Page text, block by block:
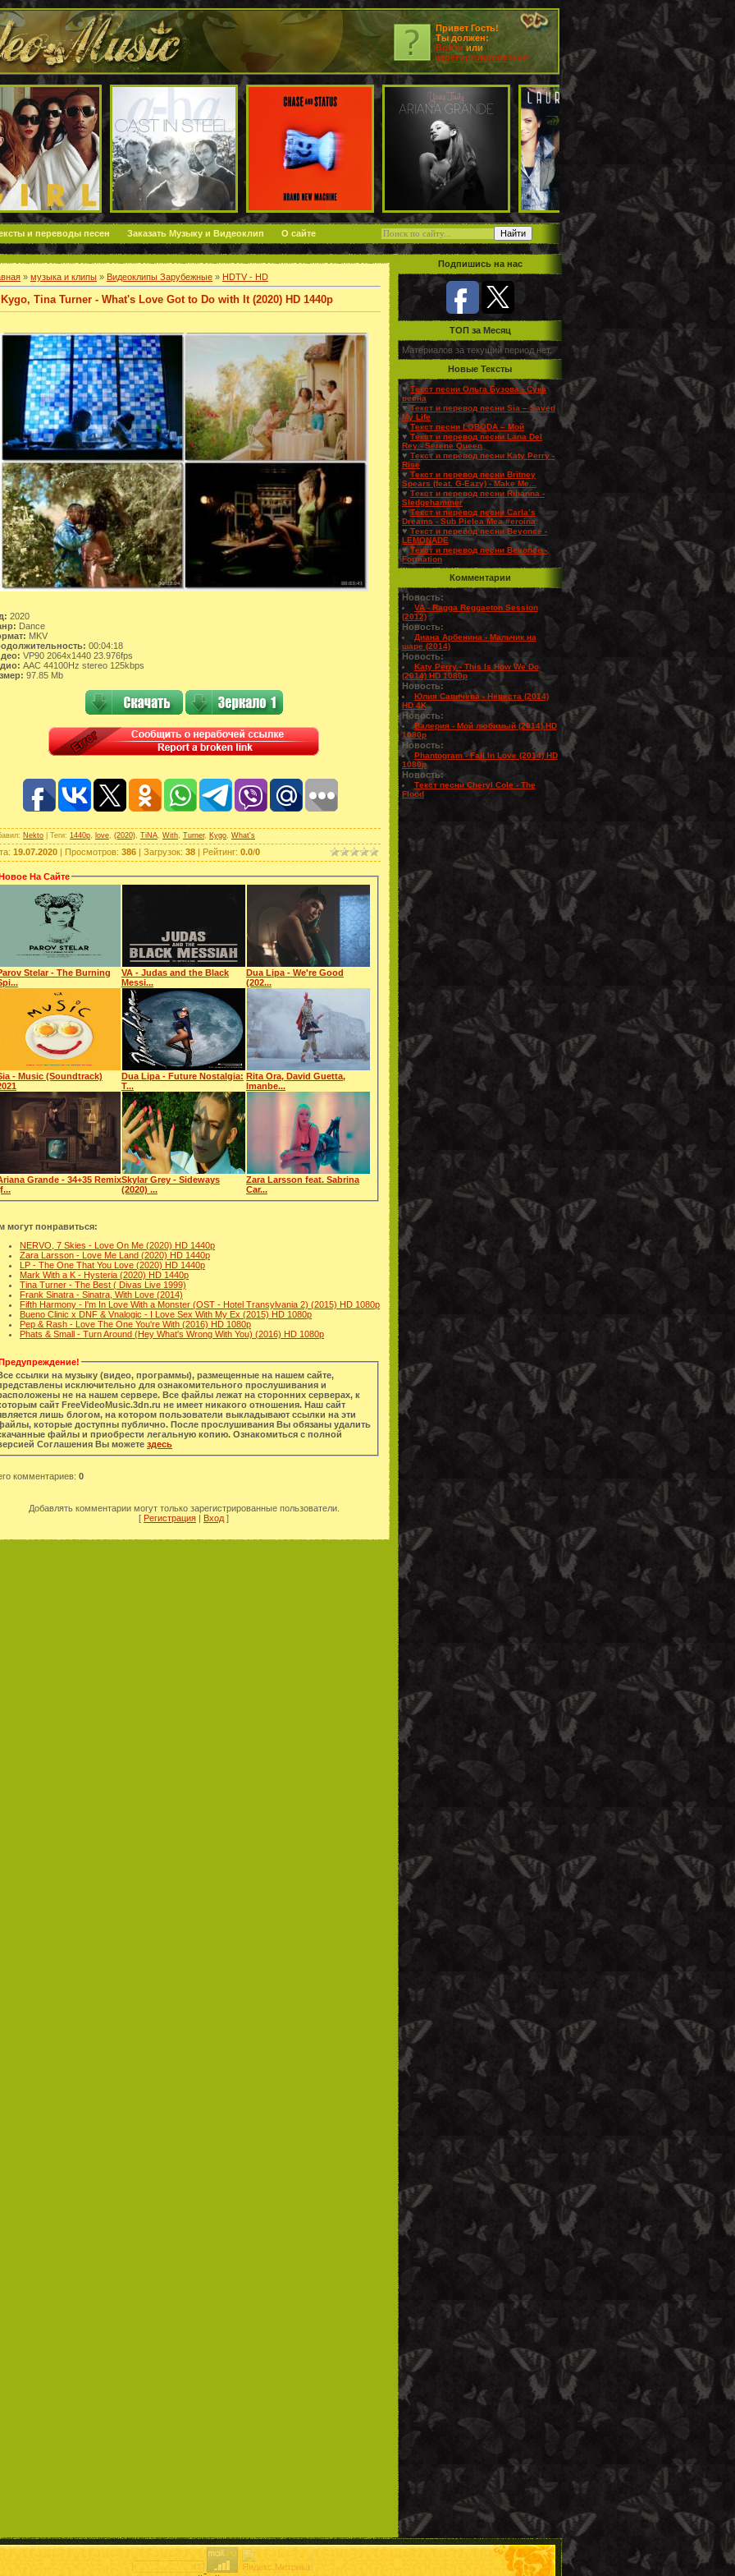
Привет Гость!
Ты должен:
Войти или
зарегистрироваться
и переводы песен Заказать Музыку и Видеоклип О сайте
» музыка и клипы » Видеоклипы Зарубежные » HDTV - HD
Kygo, Tina Turner - What's Love Got to Do with It (2020) HD 1440p
2020
Dance
MKV
00:04:18
VP90 2064x1440 23.976fps
AAC 44100Hz stereo 125kbps
97.85 Mb
: Nekto Теги: 1440p love (2020) TiNA With Turner, Kygo What's
: 19.07.2020 | Просмотров: 386 | Загрузок: 38 | Рейтинг: 0.0/0
На Сайте
Stelar - The Burning
VA - Judas and the Black
Messi...
Dua Lipa - We're Good
(202...
- Music (Soundtrack)
Dua Lipa - Future Nostalgia:
T...
Rita Ora, David Guetta,
Imanbe...
Grande - 34+35 RemixSkylar Grey - Sideways
(2020) ...
Zara Larsson feat. Sabrina
Car...
могут понравиться:
NERVO, 7 Skies - Love On Me (2020) HD 1440p
Zara Larsson - Love Me Land (2020) HD 1440p
LP - The One That You Love (2020) HD 1440p
Mark With a K - Hysteria (2020) HD 1440p
Tina Turner - The Best ( Divas Live 1999)
Frank Sinatra - Sinatra, With Love (2014)
Fifth Harmony - I'm In Love With a Monster (OST - Hotel Transylvania 2) (2015) HD 1080p
Bueno Clinic x DNF & Vnalogic - I Love Sex With My Ex (2015) HD 1080p
Pep & Rash - Love The One You're With (2016) HD 1080p
Phats & Small - Turn Around (Hey What's Wrong With You) (2016) HD 1080p
ссылки на музыку (видео, программы), размещенные на нашем сайте,
исключительно для ознакомительного прослушивания и
не на нашем сервере. Все файлы лежат на сторонних серверах, к
сайт FreeVideoMusic.3dn.ru не имеет никакого отношения. Наш сайт
лишь блогом, на котором пользователи выкладывают ссылки на эти
которые доступны публично. После прослушивания Вы обязаны удалить
файлы и приобрести легальную копию. Ознакомиться с полной
Соглашения Вы можете здесь
комментариев: 0
Добавлять комментарии могут только зарегистрированные пользователи.
[ Регистрация | Вход ]
Подпишись на нас
TOП за Месяц
Материалов за текущий период нет.
Новые Тексты
♥ Текст песни Ольга Бузова - Сука
весна
♥Текст и перевод песни Sia – Saved
My Life
♥Текст песни LOBODA – Мой
♥ Текст и перевод песни Lana Del
Rey - Serene Queen
♥ Текст и перевод песни Katy Perry -
Rise
♥ Текст и перевод песни Britney
Spears (feat. G-Eazy) - Make Me...
♥ Текст и перевод песни Rihanna -
Sledgehammer
♥Текст и перевод песни Carla’s
Dreams - Sub Pielea Mea #eroina
♥ Текст и перевод песни Beyonce -
LEMONADE
♥Текст и перевод песни Beyonce -
Formation
Комментарии
Новость:
VA - Ragga Reggaeton Session
(2012)
Новость:
Диана Арбенина - Мальчик на
шаре (2014)
Новость:
Katy Perry - This Is How We Do
(2014) HD 1080p
Новость:
Юлия Савичева - Невеста (2014)
HD 4K
Новость:
Валерия - Мой любимый (2014) HD
1080p
Новость:
Phantogram - Fall In Love (2014) HD
1080p
Новость:
Текст песни Cheryl Cole - The
Flood